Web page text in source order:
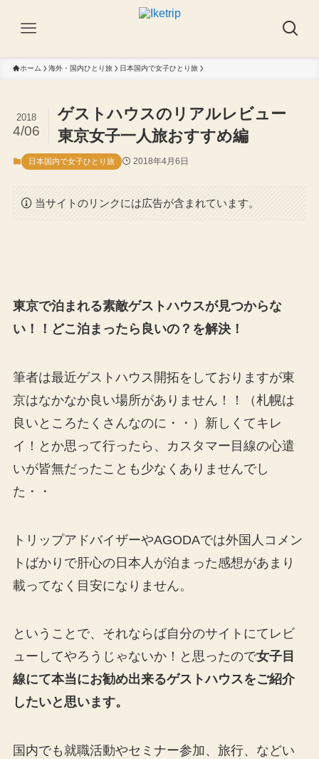
ホーム 海外・国内ひとり旅 日本国内で女子ひとり旅
ゲストハウスのリアルレビュー
東京女子一人旅おすすめ編
2018
4/06
日本国内で女子ひとり旅 2018年4月6日
当サイトのリンクには広告が含まれています。
東京で泊まれる素敵ゲストハウスが見つからな
い！！どこ泊まったら良いの？を解決！
筆者は最近ゲストハウス開拓をしておりますが東
京はなかなか良い場所がありません！！（札幌は
良いところたくさんなのに・・）新しくてキレ
イ！とか思って行ったら、カスタマー目線の心遣
いが皆無だったことも少なくありませんでし
た・・
トリップアドバイザーやAGODAでは外国人コメン
トばかりで肝心の日本人が泊まった感想があまり
載ってなく目安になりません。
ということで、それならば自分のサイトにてレビ
ューしてやろうじゃないか！と思ったので女子目
線にて本当にお勧め出来るゲストハウスをご紹介
したいと思います。
国内でも就職活動やセミナー参加、旅行、などい